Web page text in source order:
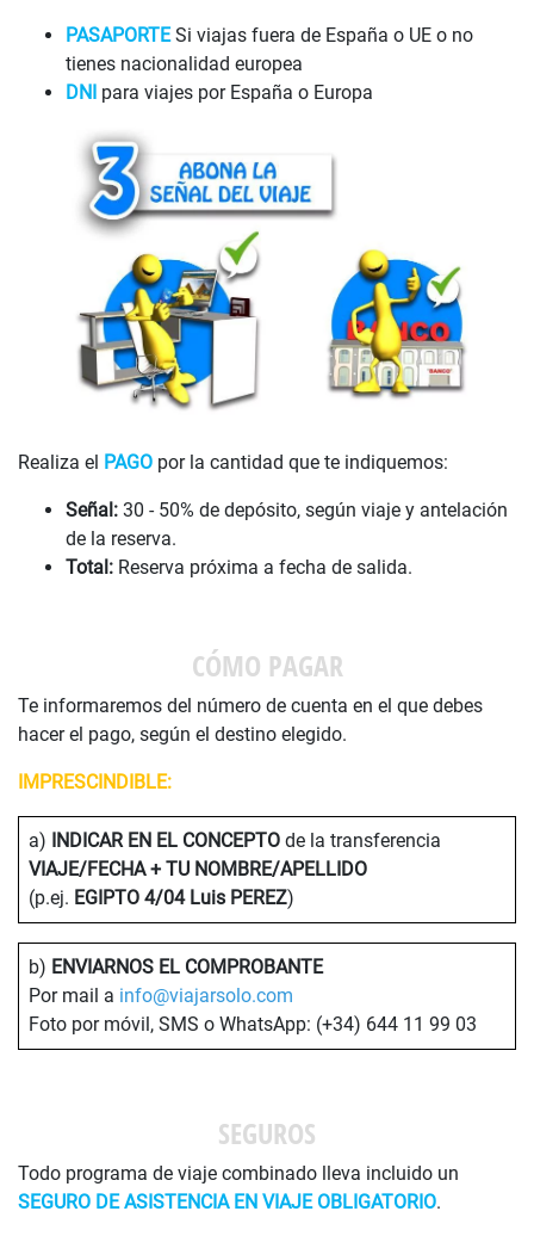
PASAPORTESi viajas fuera de España o UE o no
tienes nacionalidad europea
DNI para viajes por España o Europa
Realiza el PAGO por la cantidad que te indiquemos:
Señal: 30 - 50% de depósito, según viaje y antelación
de la reserva.
Total: Reserva próxima a fecha de salida.
CÓMO PAGAR
Te informaremos del número de cuenta en el que debes
hacer el pago, según el destino elegido.
IMPRESCINDIBLE:
a) INDICAR EN EL CONCEPTO de la transferencia
VIAJE/FECHA + TU NOMBRE/APELLIDO
(p.ej. EGIPTO 4/04 Luis PEREZ)
b) ENVIARNOS EL COMPROBANTE
Por mail a info@viajarsolo.com
Foto por móvil, SMS o WhatsApp: (+34) 644 11 99 03
SEGUROS
Todo programa de viaje combinado lleva incluido un
SEGURO DE ASISTENCIA EN VIAJE OBLIGATORIO.